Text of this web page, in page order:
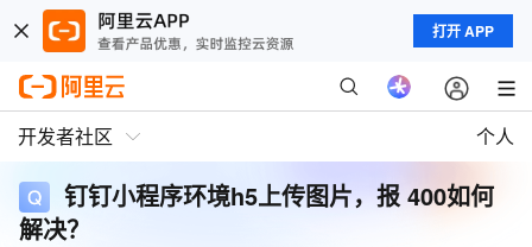
打开 APP
开发者社区 个人
钉钉小程序环境h5上传图片，报 400如何
解决？